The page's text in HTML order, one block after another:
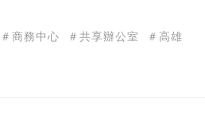
＃商務中心 ＃共享辦公室
＃高雄